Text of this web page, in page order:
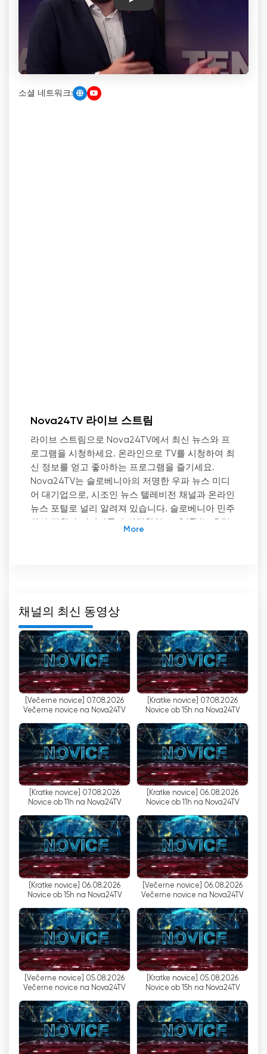
소셜 네트워크:
Nova24TV 라이브 스트림
라이브 스트림으로 Nova24TV에서 최신 뉴스와 프
로그램을 시청하세요. 온라인으로 TV를 시청하여 최
신 정보를 얻고 좋아하는 프로그램을 즐기세요.
Nova24TV는 슬로베니아의 저명한 우파 뉴스 미디
어 대기업으로, 시조인 뉴스 텔레비전 채널과 온라인
뉴스 포털로 널리 알려져 있습니다. 슬로베니아 민주
신 뉴스와 이벤트를 최신 상태로 유지할 수 있습니
다. 뉴스 전달에 대한 이러한 혁신적인 접근 방식 덕
분에 이 채널은 온라인 스트리밍의 편리함을 선호하
는 시청자들 사이에서 인기를 얻고 있습니다.
하지만 일부 비평가들은 Nova24TV를 극우 뉴스 매
체로 분류하고 있다는 점을 알아두는 것이 중요합니
다. 이는 주로 노골적인 우익 관점 때문이며, 이는 보
도 범위와 콘텐츠에서 분명하게 드러납니다. 이 채널
은 보수적인 이데올로기를 반영하는 목소리와 의견
을 위한 플랫폼을 제공하므로 비슷한 신념을 공유하
는 시청자가 선호하는 채널입니다.
Nova24TV의 경제 이슈에 대한 보도는 특히 주목할
만합니다. 이 채널은 복지 국가, 기업의 국가 소유권,
하는 경우가 많습니다. 이러한 시스템의 잠재적 단점
과 비효율성을 강조함으로써 Nova24TV는 경제 정
책에 대한 대안적 관점에 대한 이해를 증진하는 것을
목표로 합니다.
Nova24TV는 주류 미디어의 이야기와 일치하지 않
을 수 있지만, 다른 관점을 찾는 사람들을 위한 플랫
폼을 제공합니다. 유럽 우파의 가치를 반영하는 대안
적 관점을 제공함으로써 Nova24TV는 시청자가 이
용할 수 있는 의견의 폭을 넓히는 것을 목표로 합니
다.
결론적으로 Nova24TV는 뉴스 텔레비전 채널과 온
라인 뉴스 포털을 운영하는 슬로베니아의 우파 뉴스
미디어 대기업입니다. 슬로베니아 민주당의 당원과
지지자들이 설립한 이 단체는 유럽 우파의 가치를 반
영하는 대안적 관점을 제공하는 것을 사명으로 삼고
채널의 최신 동영상
[Večerne novice] 07.08.2026
Večerne novice na Nova24TV
[Kratke novice] 07.08.2026
Novice ob 15h na Nova24TV
[Kratke novice] 07.08.2026
Novice ob 11h na Nova24TV
[Kratke novice] 06.08.2026
Novice ob 11h na Nova24TV
[Kratke novice] 06.08.2026
Novice ob 15h na Nova24TV
[Večerne novice] 06.08.2026
Večerne novice na Nova24TV
[Večerne novice] 05.08.2026
Večerne novice na Nova24TV
[Kratke novice] 05.08.2026
Novice ob 15h na Nova24TV